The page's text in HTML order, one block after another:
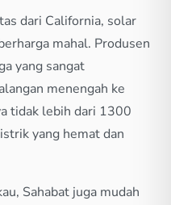
dari California, solar
mahal. Produsen
yang sangat
menengah ke
tidak lebih dari 1300
yang hemat dan
Sahabat juga mudah